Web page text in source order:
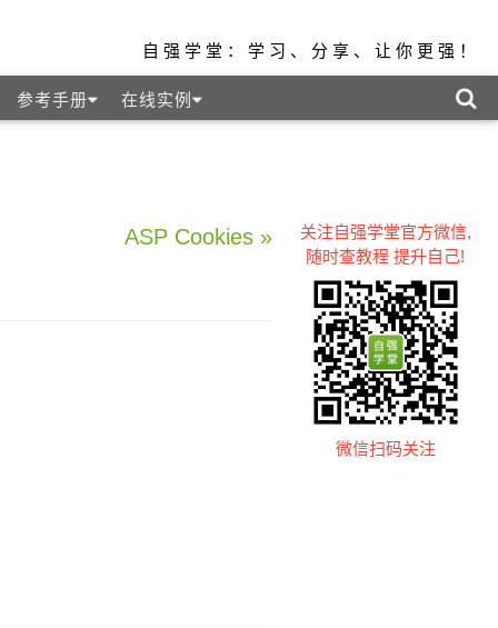
自强学堂：学习、分享、让你更强！
参考手册 在线实例
ASP Cookies »
关注自强学堂官方微信,
随时查教程 提升自己!
微信扫码关注